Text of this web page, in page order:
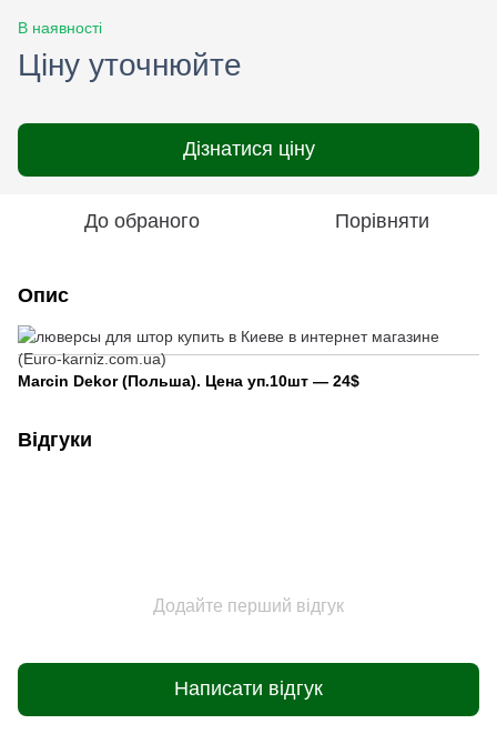
В наявності
Ціну уточнюйте
Дізнатися ціну
До обраного Порівняти
Опис
Marcin Dekor (Польша). Цена уп.10шт — 24$
Відгуки
Додайте перший відгук
Написати відгук